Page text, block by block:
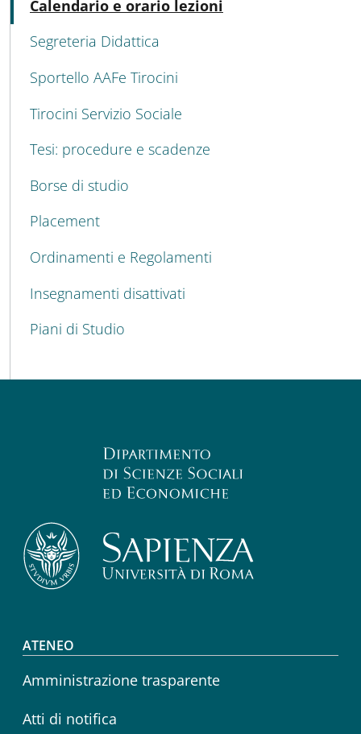
Calendario e orario lezioni
Segreteria Didattica
Sportello AAFe Tirocini
Tirocini Servizio Sociale
Tesi: procedure e scadenze
Borse di studio
Placement
Ordinamenti e Regolamenti
Insegnamenti disattivati
Piani di Studio
Footer menu
ATENEO
Amministrazione trasparente
Atti di notifica